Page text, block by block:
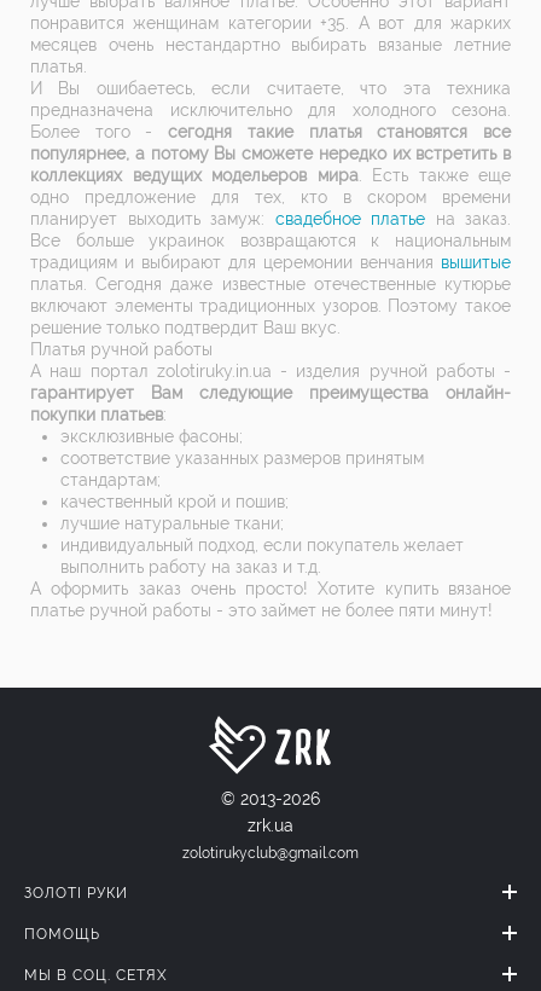
понравится женщинам категории +35. А вот для жарких
месяцев очень нестандартно выбирать вязаные летние
платья.
И Вы ошибаетесь, если считаете, что эта техника
предназначена исключительно для холодного сезона.
Более того -сегодня такие платья становятся все
популярнее, а потому Вы сможете нередко их встретить в
коллекциях ведущих модельеров мира. Есть также еще
одно предложение для тех, кто в скором времени
планирует выходить замуж: свадебное платье на заказ.
Все больше украинок возвращаются к национальным
традициям и выбирают для церемонии венчания вышитые
платья. Сегодня даже известные отечественные кутюрье
включают элементы традиционных узоров. Поэтому такое
решение только подтвердит Ваш вкус.
Платья ручной работы
А наш портал zolotiruky.in.ua - изделия ручной работы -
гарантирует Вам следующие преимущества онлайн-
покупки платьев:
эксклюзивные фасоны;
соответствие указанных размеров принятым
стандартам;
качественный крой и пошив;
лучшие натуральные ткани;
индивидуальный подход, если покупатель желает
выполнить работу на заказ и т.д.
А оформить заказ очень просто! Хотите купить вязаное
платье ручной работы - это займет не более пяти минут!
© 2013-2026
zrk.ua
zolotirukyclub@gmail.com
ЗОЛОТІ РУКИ
ПОМОЩЬ
МЫ В СОЦ. СЕТЯХ